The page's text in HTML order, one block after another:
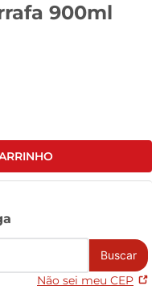
900ml
Buscar
Não sei meu CEP